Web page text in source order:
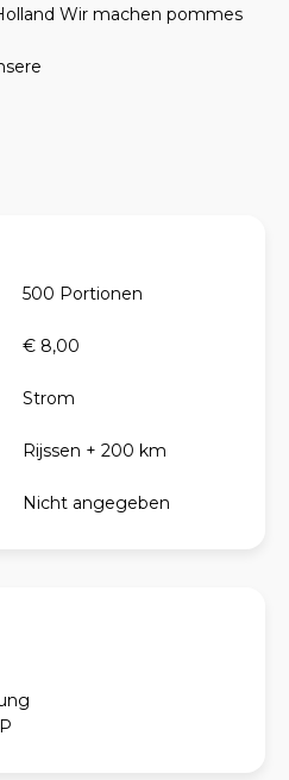
Wir machen pommes
500 Portionen
€ 8,00
Strom
Rijssen + 200 km
Nicht angegeben